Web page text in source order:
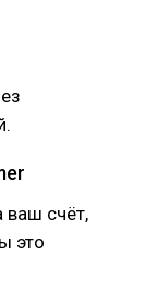
ваш счёт,
это